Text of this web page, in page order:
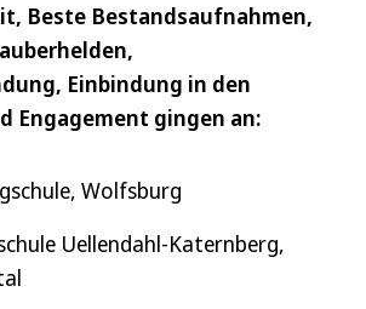
Beste Bestandsaufnahmen,
Einbindung in den
Engagement gingen an:
Wolfsburg
Uellendahl-Katernberg,